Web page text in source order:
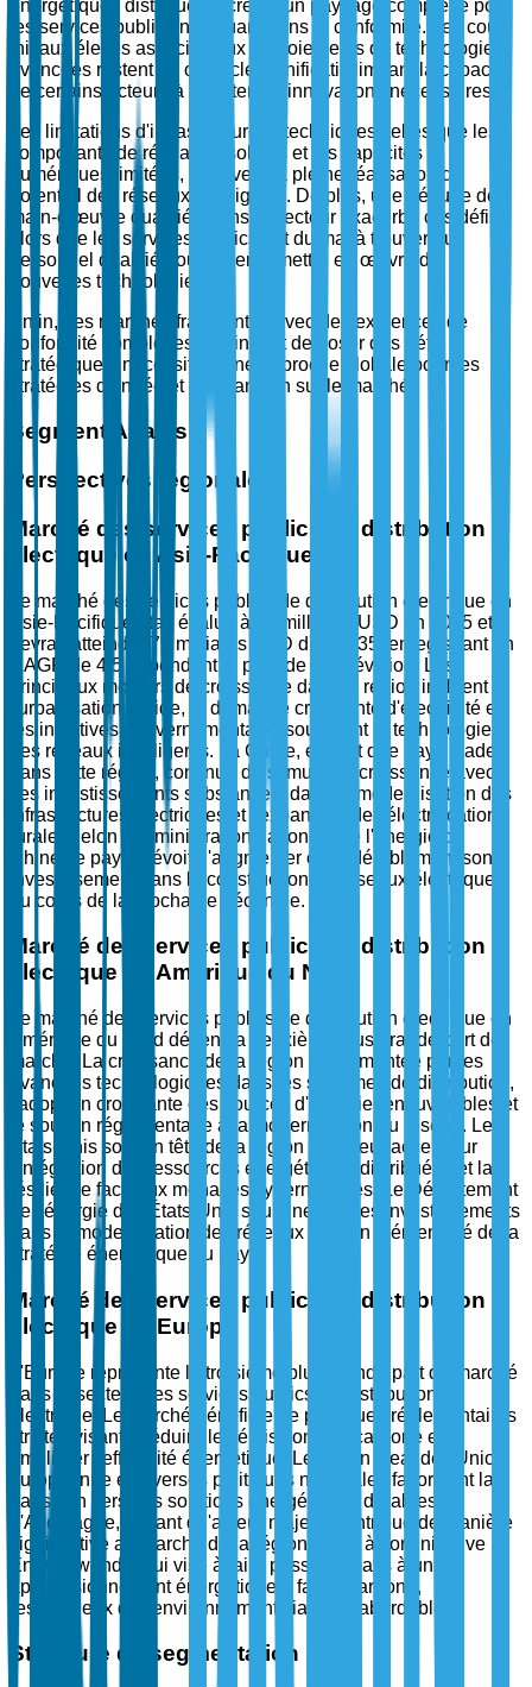
énergétiques distribuées, créent un paysage complexe pour
les services publics naviguant dans la conformité. Les coûts
initiaux élevés associés aux déploiements de technologies
avancées restent un obstacle significatif, limitant la capacité
de certains acteurs à adopter les innovations nécessaires.
Les limitations d'infrastructure et techniques, telles que les
composants de réseau obsolètes et les capacités
numériques limitées, entravent la pleine réalisation du
potentiel des réseaux intelligents. De plus, une pénurie de
main-d'œuvre qualifiée dans le secteur exacerbe ces défis,
alors que les services publics ont du mal à trouver du
personnel qualifié pour gérer et mettre en œuvre de
nouvelles technologies.
Enfin, des marchés fragmentés avec des exigences de
conformité complexes continuent de poser des défis
stratégiques, nécessitant une approche globale pour les
stratégies d'entrée et d'expansion sur le marché.
Segment Analysis
Perspectives régionales
Marché des services publics de distribution
électrique en Asie-Pacifique
Le marché des services publics de distribution électrique en
Asie-Pacifique était évalué à 45 milliards USD en 2025 et
devrait atteindre 75 milliards USD d'ici 2035, enregistrant un
CAGR de 4,5 % pendant la période de prévision. Les
principaux moteurs de croissance dans la région incluent
l'urbanisation rapide, la demande croissante d'électricité et
les initiatives gouvernementales soutenant la technologie
des réseaux intelligents. La Chine, en tant que pays leader
dans cette région, continue de stimuler la croissance avec
ses investissements substantiels dans la modernisation des
infrastructures électriques et l'expansion de l'électrification
rurale. Selon l'Administration nationale de l'énergie de
Chine, le pays prévoit d'augmenter considérablement son
investissement dans la construction de réseaux électriques
au cours de la prochaine décennie.
Marché des services publics de distribution
électrique en Amérique du Nord
Le marché des services publics de distribution électrique en
Amérique du Nord détient la deuxième plus grande part de
marché. La croissance de la région est alimentée par les
avancées technologiques dans les systèmes de distribution,
l'adoption croissante des sources d'énergie renouvelables et
le soutien réglementaire à la modernisation du réseau. Les
États-Unis sont en tête de la région avec leur accent sur
l'intégration des ressources énergétiques distribuées et la
résilience face aux menaces cybernétiques. Le Département
de l'énergie des États-Unis souligne que les investissements
dans la modernisation des réseaux sont un élément clé de la
stratégie énergétique du pays.
Marché des services publics de distribution
électrique en Europe
L'Europe représente la troisième plus grande part de marché
dans le secteur des services publics de distribution
électrique. Le marché bénéficie de politiques réglementaires
strictes visant à réduire les émissions de carbone et à
améliorer l'efficacité énergétique. Le Green Deal de l'Union
européenne et diverses politiques nationales favorisent la
transition vers des solutions énergétiques durables.
L'Allemagne, en tant qu'acteur majeur, contribue de manière
significative au marché de la région grâce à son initiative
Energiewende, qui vise à faire passer le pays à un
approvisionnement énergétique à faible carbone,
respectueux de l'environnement, fiable et abordable.
Structure de segmentation